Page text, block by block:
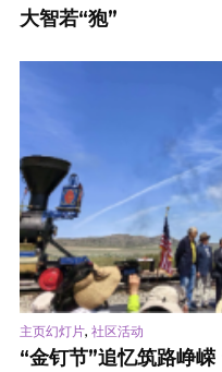
大智若“狍”
主页幻灯片, 社区活动
“金钉节”追忆筑路峥